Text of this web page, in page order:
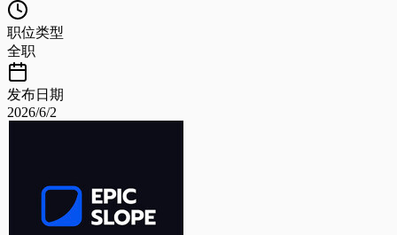
职位类型
全职
发布日期
2026/6/2